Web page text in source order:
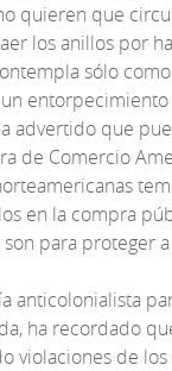
quieren que
los anillos por
sólo
entorpecimiento
advertido que
de Comercio
en la compra
para proteger
anticolonialista
ha recordado
violaciones de